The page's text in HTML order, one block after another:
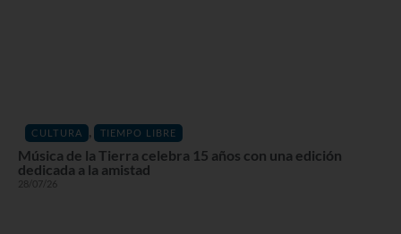
CULTURA , TIEMPO LIBRE
Música de la Tierra celebra 15 años con una edición
dedicada a la amistad
28/07/26